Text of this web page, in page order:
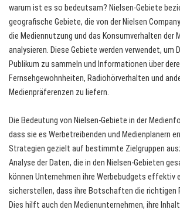
warum ist es so bedeutsam? Nielsen-Gebiete
geografische Gebiete, die von der Nielsen
die Mediennutzung und das Konsumverhalten der
analysieren. Diese Gebiete werden verwendet, um
Publikum zu sammeln und Informationen über
Fernsehgewohnheiten, Radiohörverhalten und
Medienpräferenzen zu liefern.
Die Bedeutung von Nielsen-Gebiete in der
dass sie es Werbetreibenden und Medienplanern
Strategien gezielt auf bestimmte Zielgruppen
Analyse der Daten, die in den Nielsen-Gebieten
können Unternehmen ihre Werbebudgets effektiv
sicherstellen, dass ihre Botschaften die richtigen
Dies hilft auch den Medienunternehmen, ihre